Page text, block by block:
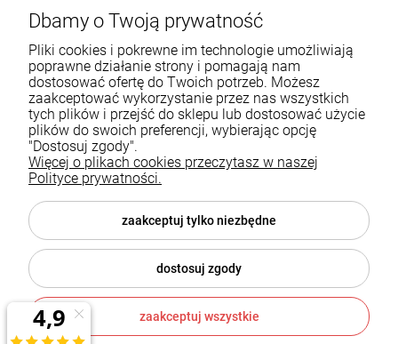
601954074
biuro@ikominki.pl
Pomoc
Płatności i dostawa
Informacje
O nas
Dbamy o Twoją prywatność
Pliki cookies i pokrewne im technologie umożliwiają
poprawne działanie strony i pomagają nam
dostosować ofertę do Twoich potrzeb. Możesz
zaakceptować wykorzystanie przez nas wszystkich
tych plików i przejść do sklepu lub dostosować użycie
plików do swoich preferencji, wybierając opcję
"Dostosuj zgody".
Więcej o plikach cookies przeczytasz w naszej
Polityce prywatności.
zaakceptuj tylko niezbędne
dostosuj zgody
zaakceptuj wszystkie